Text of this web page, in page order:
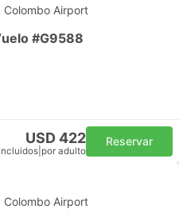
Colombo Airport
#G9588
USD 422
por adulto
Reservar
Colombo Airport